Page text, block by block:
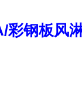
/彩钢板风